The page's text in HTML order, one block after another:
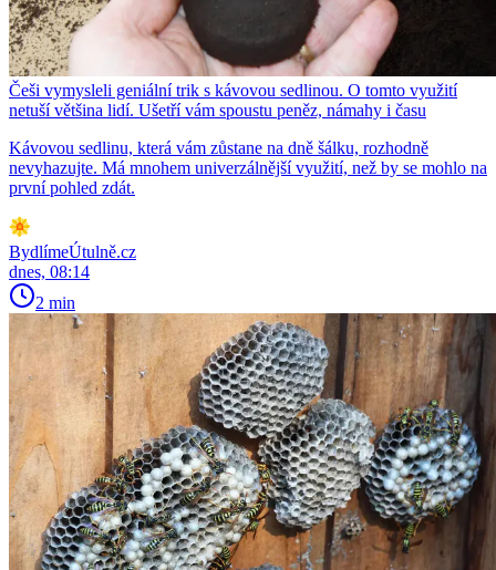
Češi vymysleli geniální trik s kávovou sedlinou. O tomto využití
netuší většina lidí. Ušetří vám spoustu peněz, námahy i času
Kávovou sedlinu, která vám zůstane na dně šálku, rozhodně
nevyhazujte. Má mnohem univerzálnější využití, než by se mohlo na
první pohled zdát.
BydlímeÚtulně.cz
dnes, 08:14
2 min